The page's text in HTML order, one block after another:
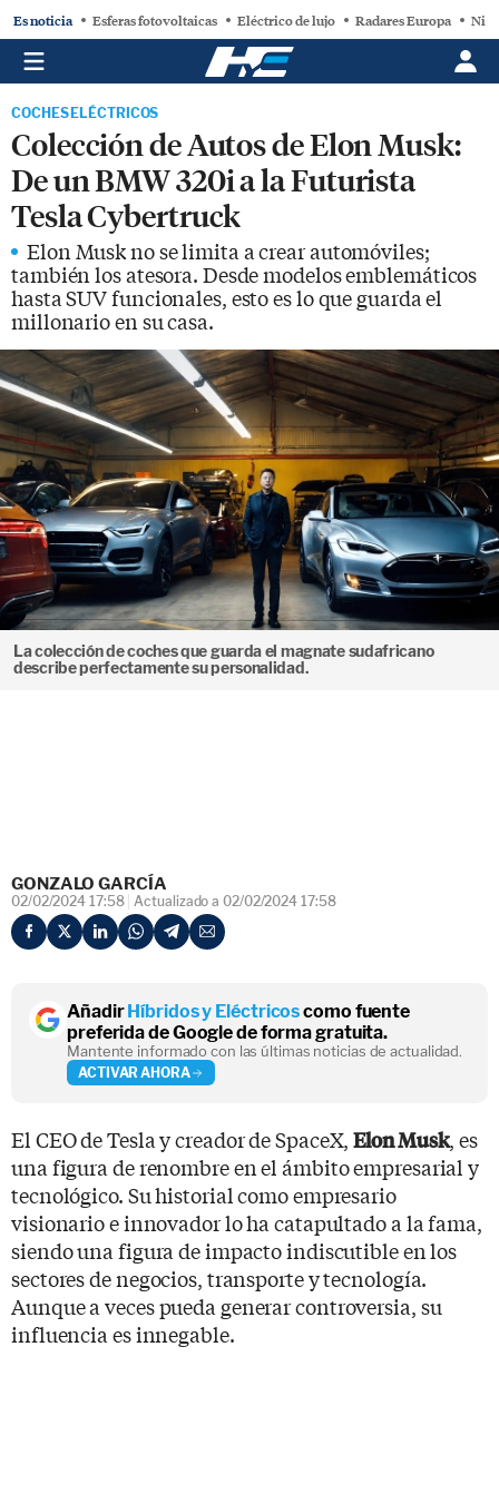
Es noticia Esferas fotovoltaicas Eléctrico de lujo Radares Europa
COCHES ELÉCTRICOS
Colección de Autos de Elon Musk:
De un BMW 320i a la Futurista
Tesla Cybertruck
Elon Musk no se limita a crear automóviles;
también los atesora. Desde modelos emblemáticos
hasta SUV funcionales, esto es lo que guarda el
millonario en su casa.
La colección de coches que guarda el magnate sudafricano
describe perfectamente su personalidad.
GONZALO GARCÍA
02/02/2024 17:58 Actualizado a 02/02/2024 17:58
AñadirHíbridos y Eléctricoscomo fuente
preferida de Google de forma gratuita.
Mantente informado con las últimas noticias de actualidad.
ACTIVAR AHORA
El CEO de Tesla y creador de SpaceX,Elon Musk, es
una figura de renombre en el ámbito empresarial y
tecnológico. Su historial como empresario
visionario e innovador lo ha catapultado a la fama,
siendo una figura de impacto indiscutible en los
sectores de negocios, transporte y tecnología.
Aunque a veces pueda generar controversia, su
influencia es innegable.